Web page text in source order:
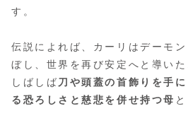
す。
伝説によれば、カーリはデーモ
ぼし、世界を再び安定へと導い
しばしば刀や頭蓋の首飾りを手
る恐ろしさと慈悲を併せ持つ母